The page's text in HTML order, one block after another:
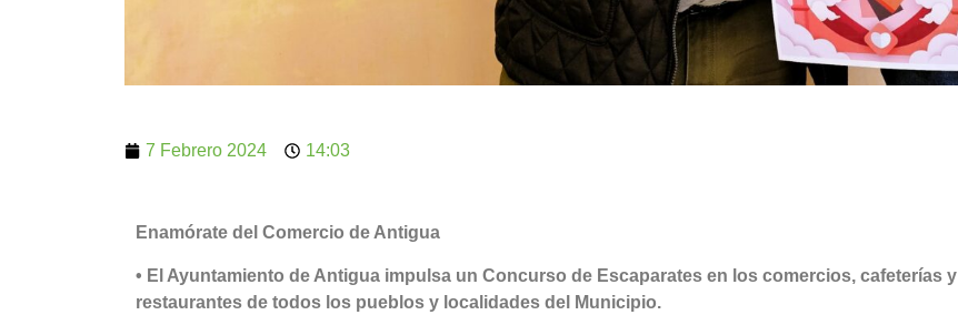
7 Febrero 2024 14:03
Enamórate del Comercio de Antigua
• El Ayuntamiento de Antigua impulsa un Concurso de Escaparates en los comercios, cafeterías y
restaurantes de todos los pueblos y localidades del Municipio.